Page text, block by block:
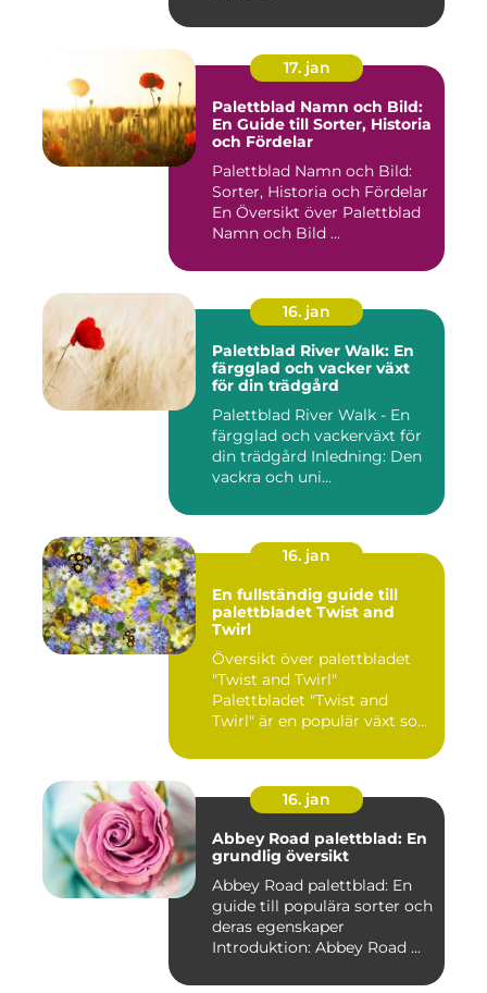
17. jan
Palettblad Namn och Bild:
En Guide till Sorter, Historia
och Fördelar
Palettblad Namn och Bild:
Sorter, Historia och Fördelar
En Översikt över Palettblad
Namn och Bild ...
16. jan
Palettblad River Walk: En
färgglad och vacker växt
för din trädgård
Palettblad River Walk - En
färgglad och vackerväxt för
din trädgård Inledning: Den
vackra och uni...
16. jan
En fullständig guide till
palettbladet Twist and
Twirl
Översikt över palettbladet
"Twist and Twirl"
Palettbladet "Twist and
Twirl" är en populär växt som
16. jan
Abbey Road palettblad: En
grundlig översikt
Abbey Road palettblad: En
guide till populära sorter och
deras egenskaper
Introduktion: Abbey Road ...